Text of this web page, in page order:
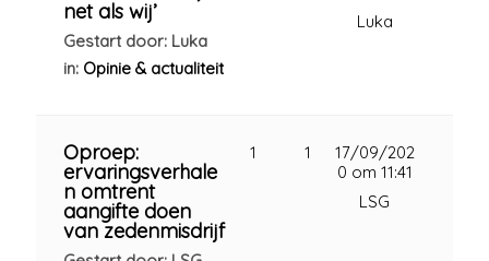
net als wij’
Gestart door: Luka
in: Opinie & actualiteit
Luka
Oproep:
ervaringsverhale
n omtrent
aangifte doen
van zedenmisdrijf
1 1
17/09/202
0 om 11:41
LSG